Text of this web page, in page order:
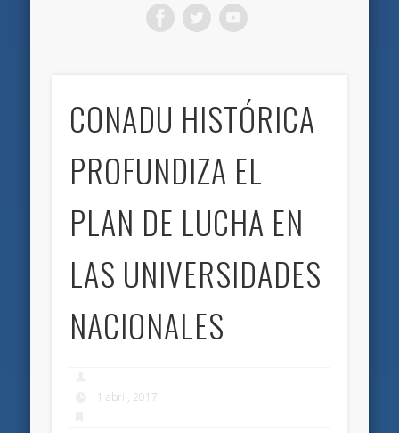
CONADU HISTÓRICA
PROFUNDIZA EL
PLAN DE LUCHA EN
LAS UNIVERSIDADES
NACIONALES
1 abril, 2017